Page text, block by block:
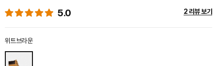
5.0
2 리뷰 보기
위트브라운